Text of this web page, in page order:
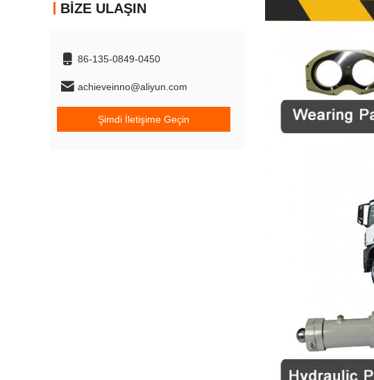
BIZE ULAŞIN
86-135-0849-0450
achieveinno@aliyun.com
Şimdi İletişime Geçin